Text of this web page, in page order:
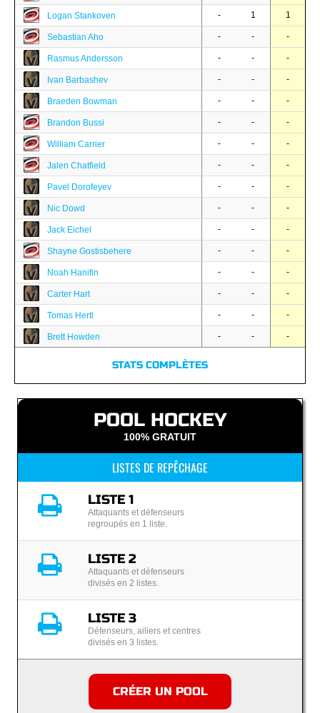
Logan Stankoven - 1 1
Sebastian Aho - - -
Rasmus Andersson - - -
Ivan Barbashev - - -
Braeden Bowman - - -
Brandon Bussi - - -
William Carrier - - -
Jalen Chatfield - - -
Pavel Dorofeyev - - -
Nic Dowd - - -
Jack Eichel - - -
Shayne Gostisbehere - - -
Noah Hanifin - - -
Carter Hart - - -
Tomas Hertl - - -
Brett Howden - - -
STATS COMPLÈTES
POOL HOCKEY
100% GRATUIT
LISTES DE REPÊCHAGE
LISTE 1
Attaquants et défenseurs
regroupés en 1 liste.
LISTE 2
Attaquants et défenseurs
divisés en 2 listes.
LISTE 3
Défenseurs, ailiers et centres
divisés en 3 listes.
CRÉER UN POOL